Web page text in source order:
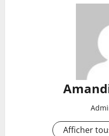
Afficher